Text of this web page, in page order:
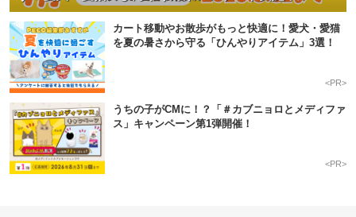
カート移動やお散歩がもっと快適に！愛犬・愛猫
を夏の暑さから守る「ひんやりアイテム」3選！
<PR>
うちの子がCMに！？「＃カブニョロとメディファ
ス」キャンペーン第1弾開催！
<PR>